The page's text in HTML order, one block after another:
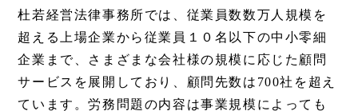
杜若経営法律事務所では、従業員数数万人規模を
超える上場企業から従業員１０名以下の中小零細
企業まで、さまざまな会社様の規模に応じた顧問
サービスを展開しており、顧問先数は700社を超え
ています。労務問題の内容は事業規模によっても